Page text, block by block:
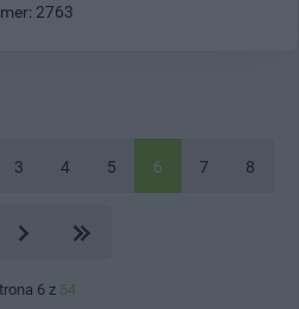
2763
3 4 5 6 7 8
6 z 54